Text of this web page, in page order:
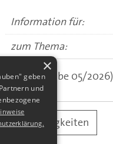
Information für:
zum Thema:
(aus: Ausgabe 05/2026)
alle Neuigkeiten
×
geben
und